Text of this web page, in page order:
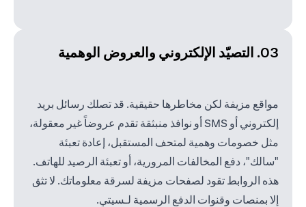
03. التصيّد الإلكتروني والعروض الوهمية
مواقع مزيفة لكن مخاطرها حقيقية. قد تصلك رسائل بريد
إلكتروني أو SMS أو نوافذ منبثقة تقدم عروضاً غير معقولة،
مثل خصومات وهمية لمتحف المستقبل، إعادة تعبئة
"سالك"، دفع المخالفات المرورية، أو تعبئة الرصيد للهاتف.
هذه الروابط تقود لصفحات مزيفة لسرقة معلوماتك. لا تثق
إلا بمنصات وقنوات الدفع الرسمية لـسيتي.